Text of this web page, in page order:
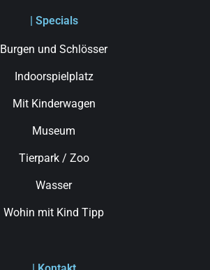
| Specials
Burgen und Schlösser
Indoorspielplatz
Mit Kinderwagen
Museum
Tierpark / Zoo
Wasser
Wohin mit Kind Tipp